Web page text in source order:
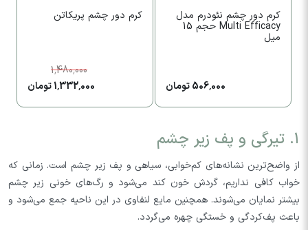
کرم دور چشم نئودرم مدل
Multi Efficacy حجم 15
میل
506,000 تومان
کرم دور چشم پریکاتن
1,480,000
1,332,000 تومان
۱. تیرگی و پف زیر چشم
از واضح‌ترین نشانه‌های کم‌خوابی، سیاهی و پف زیر چشم است. زمانی که
خواب کافی نداریم، گردش خون کند می‌شود و رگ‌های خونی زیر چشم
بیشتر نمایان می‌شوند. همچنین مایع لنفاوی در این ناحیه جمع می‌شود و
باعث پف‌کردگی و خستگی چهره می‌گردد.